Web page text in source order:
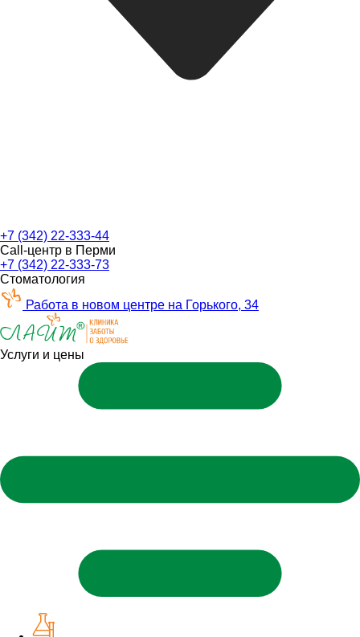
+7 (342) 22-333-44
Call-центр в Перми
+7 (342) 22-333-73
Стоматология
Работа в новом центре на Горького, 34
Услуги и цены